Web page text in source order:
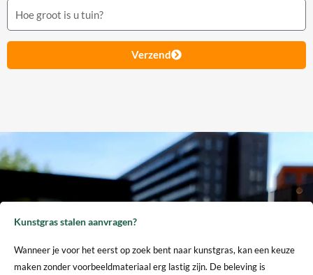
Verzend
Kunstgras stalen aanvragen?
Wanneer je voor het eerst op zoek bent naar kunstgras, kan een keuze
maken zonder voorbeeldmateriaal erg lastig zijn. De beleving is